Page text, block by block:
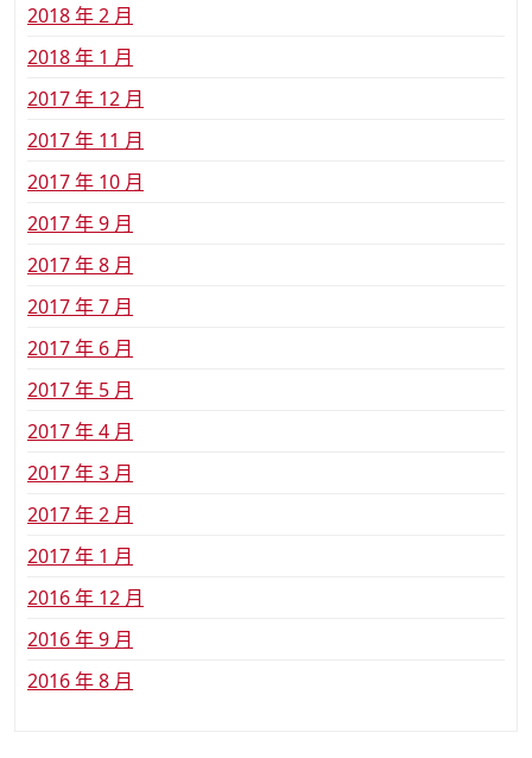
2018 年 2 月
2018 年 1 月
2017 年 12 月
2017 年 11 月
2017 年 10 月
2017 年 9 月
2017 年 8 月
2017 年 7 月
2017 年 6 月
2017 年 5 月
2017 年 4 月
2017 年 3 月
2017 年 2 月
2017 年 1 月
2016 年 12 月
2016 年 9 月
2016 年 8 月